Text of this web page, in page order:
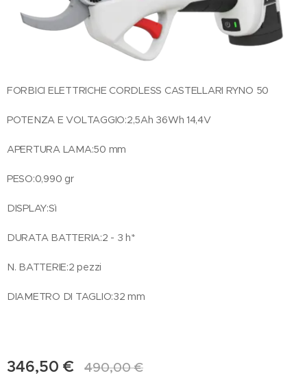
FORBICI ELETTRICHE CORDLESS CASTELLARI RYNO 50
POTENZA E VOLTAGGIO:2,5Ah 36Wh 14,4V
APERTURA LAMA:50 mm
PESO:0,990 gr
DISPLAY:Sì
DURATA BATTERIA:2 - 3 h*
N. BATTERIE:2 pezzi
DIAMETRO DI TAGLIO:32 mm
346,50 € 490,00€